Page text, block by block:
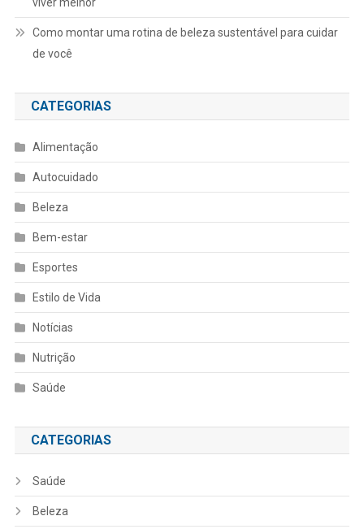
Como montar uma rotina de beleza sustentável para cuidar
de você
CATEGORIAS
Alimentação
Autocuidado
Beleza
Bem-estar
Esportes
Estilo de Vida
Notícias
Nutrição
Saúde
CATEGORIAS
Saúde
Beleza